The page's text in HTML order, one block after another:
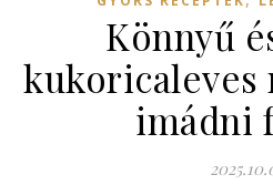
Könnyű
imádni